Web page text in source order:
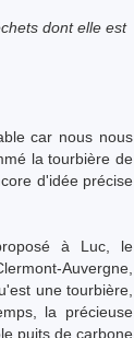
dont elle est
car nous nous
la tourbière de
d'idée précise
à Luc, le
Auvergne,
une tourbière,
la précieuse
puits de carbone